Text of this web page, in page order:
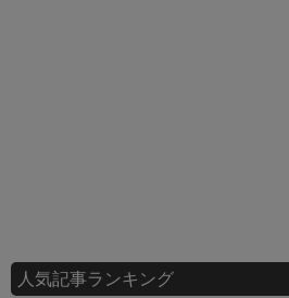
人気記事ランキング